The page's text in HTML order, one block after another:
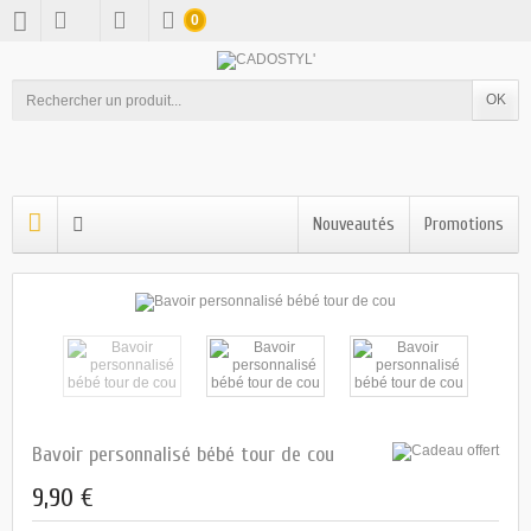
OK
0
Promotions
Nouveautés
Bavoir personnalisé bébé tour de cou
9,90 €